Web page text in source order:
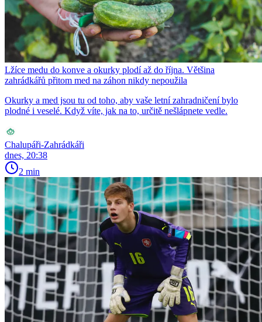
Lžíce medu do konve a okurky plodí až do října. Většina
zahrádkářů přitom med na záhon nikdy nepoužila
Okurky a med jsou tu od toho, aby vaše letní zahradničení bylo
plodné i veselé. Když víte, jak na to, určitě nešlápnete vedle.
Chalupáři-Zahrádkáři
dnes, 20:38
2 min